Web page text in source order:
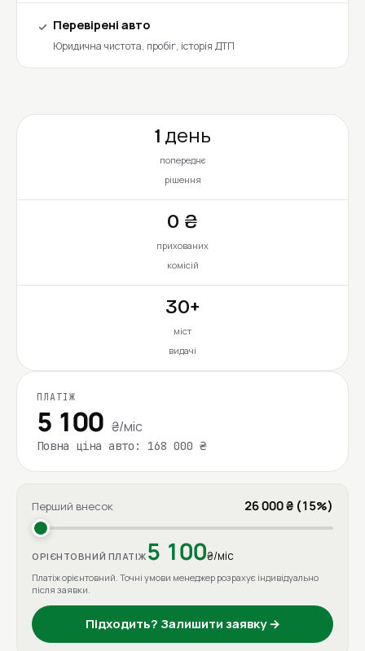
Перевірені авто
Юридична чистота, пробіг, історія ДТП
1 день
попереднє
рішення
0 ₴
прихованих
комісій
30+
міст
видачі
ПЛАТІЖ
5 100 ₴/міс
Повна ціна авто: 168 000 ₴
Перший внесок 26 000 ₴ (15%)
ОРІЄНТОВНИЙ ПЛАТІЖ 5 100₴/міс
Платіж орієнтовний. Точні умови менеджер розрахує індивідуально
після заявки.
Підходить? Залишити заявку →